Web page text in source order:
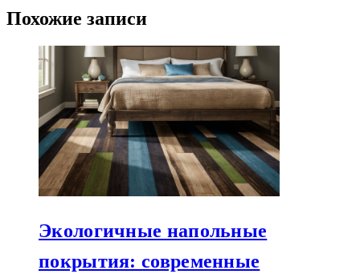
Похожие записи
Экологичные напольные
покрытия: современные